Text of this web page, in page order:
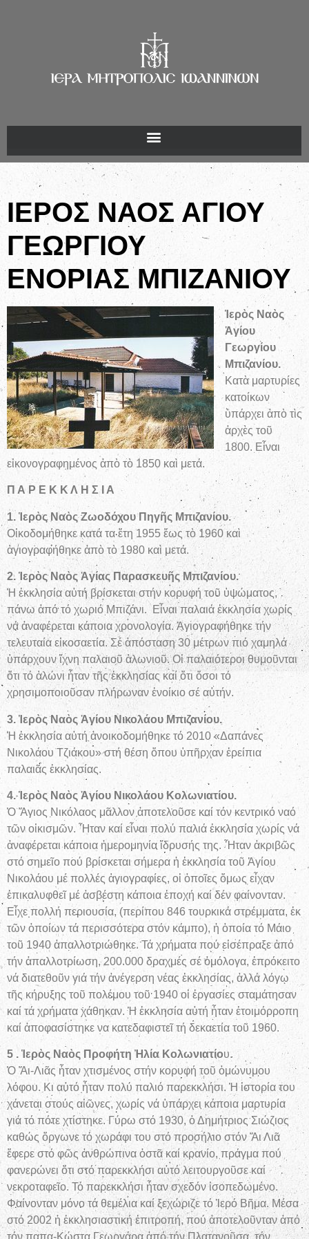
ΙΕΡΟΣ ΝΑΟΣ ΑΓΙΟΥ
ΓΕΩΡΓΙΟΥ
ΕΝΟΡΙΑΣ ΜΠΙΖΑΝΙΟΥ
Ἱερὸς Ναὸς
Ἁγίου
Γεωργίου
Μπιζανίου.
Κατὰ μαρτυρίες
κατοίκων
ὑπάρχει ἀπὸ τὶς
ἀρχὲς τοῦ
1800. Εἶναι
εἰκονογραφημένος ἀπὸ τὸ 1850 καὶ μετά.
Π Α Ρ Ε Κ Κ Λ Η Σ Ι Α
1. Ἱερὸς Ναὸς Ζωοδόχου Πηγῆς Μπιζανίου.
Οἰκοδομήθηκε κατά τα ἔτη 1955 ἕως τὸ 1960 καὶ
ἁγιογραφήθηκε ἀπὸ τὸ 1980 καὶ μετά.
2. Ἱερὸς Ναὸς Ἁγίας Παρασκευῆς Μπιζανίου.
Ἡ ἐκκλησία αὐτή βρίσκεται στήν κορυφή τοῦ ὑψώματος,
πάνω ἀπό τό χωριό Μπιζάνι. Εἶναι παλαιά ἐκκλησία χωρίς
νά ἀναφέρεται κάποια χρονολογία. Ἁγιογραφήθηκε τήν
τελευταία εἰκοσαετία. Σέ ἀπόσταση 30 μέτρων πιό χαμηλά
ὑπάρχουν ἴχνη παλαιοῦ ἁλωνιοῦ. Οἱ παλαιότεροι θυμοῦνται
ὅτι τό ἁλώνι ἦταν τῆς ἐκκλησίας καί ὅτι ὅσοι τό
χρησιμοποιοῦσαν πλήρωναν ἐνοίκιο σέ αὐτήν.
3. Ἱερὸς Ναὸς Ἁγίου Νικολάου Μπιζανίου.
Ἡ ἐκκλησία αὐτή ἀνοικοδομήθηκε τό 2010 «Δαπάνες
Νικολάου Τζιάκου» στή θέση ὅπου ὑπῆρχαν ἐρείπια
παλαιᾶς ἐκκλησίας.
4. Ἱερὸς Ναὸς Ἁγίου Νικολάου Κολωνιατίου.
Ὁ Ἅγιος Νικόλαος μᾶλλον ἀποτελοῦσε καί τόν κεντρικό ναό
τῶν οἰκισμῶν. Ἦταν καί εἶναι πολύ παλιά ἐκκλησία χωρίς νά
ἀναφέρεται κάποια ἡμερομηνία ἵδρυσής της. Ἦταν ἀκριβῶς
στό σημεῖο πού βρίσκεται σήμερα ἡ ἐκκλησία τοῦ Ἁγίου
Νικολάου μέ πολλές ἁγιογραφίες, οἱ ὁποῖες ὅμως εἶχαν
ἐπικαλυφθεῖ μέ ἀσβέστη κάποια ἐποχή καί δέν φαίνονταν.
Εἶχε πολλή περιουσία, (περίπου 846 τουρκικά στρέμματα, ἐκ
τῶν ὁποίων τά περισσότερα στόν κάμπο), ἡ ὁποία τό Μάιο
τοῦ 1940 ἀπαλλοτριώθηκε. Τά χρήματα πού εἰσέπραξε ἀπό
τήν ἀπαλλοτρίωση, 200.000 δραχμές σέ ὁμόλογα, ἐπρόκειτο
νά διατεθοῦν γιά τήν ἀνέγερση νέας ἐκκλησίας, ἀλλά λόγῳ
τῆς κήρυξης τοῦ πολέμου τοῦ 1940 οἱ ἐργασίες σταμάτησαν
καί τά χρήματα χάθηκαν. Ἡ ἐκκλησία αὐτή ἦταν ἑτοιμόρροπη
καί ἀποφασίστηκε να κατεδαφιστεῖ τή δεκαετία τοῦ 1960.
5 . Ἱερὸς Ναὸς Προφήτη Ἠλία Κολωνιατίου.
Ὁ Ἅι-Λιᾶς ἦταν χτισμένος στήν κορυφή τοῦ ὁμώνυμου
λόφου. Κι αὐτό ἦταν πολύ παλιό παρεκκλήσι. Ἡ ἱστορία του
χάνεται στούς αἰῶνες, χωρίς νά ὑπάρχει κάποια μαρτυρία
γιά τό πότε χτίστηκε. Γύρω στό 1930, ὁ Δημήτριος Σιώζιος
καθώς ὄργωνε τό χωράφι του στό προσήλιο στόν Ἅι Λιᾶ
ἔφερε στό φῶς ἀνθρώπινα ὀστᾶ καί κρανίο, πράγμα πού
φανερώνει ὅτι στό παρεκκλήσι αὐτό λειτουργοῦσε καί
νεκροταφεῖο. Τό παρεκκλήσι ἦταν σχεδόν ἰσοπεδωμένο.
Φαίνονταν μόνο τά θεμέλια καί ξεχώριζε τό Ἱερό Βῆμα. Μέσα
στό 2002 ἡ ἐκκλησιαστική ἐπιτροπή, πού ἀποτελοῦνταν ἀπό